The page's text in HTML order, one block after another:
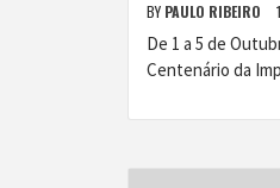
BY PAULO RIBEIRO
De 1 a 5 de
Centenário da